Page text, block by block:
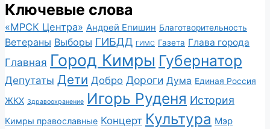
Ключевые слова
«МРСК Центра» Андрей Епишин Благотворительность
Ветераны Выборы ГИБДД ГИМС Газета Глава города
Главная Город Кимры Губернатор
Депутаты Дети Добро Дороги Дума Единая Россия
ЖКХ Здравоохранение Игорь Руденя История
Кимры православные Концерт Культура Мэр